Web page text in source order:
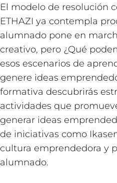
El modelo de resolución
ETHAZI ya contempla
alumnado pone en
creativo, pero ¿Qué
esos escenarios de
genere ideas
formativa descubrirás
actividades que
generar ideas
de iniciativas como
cultura emprendedora y
alumnado.